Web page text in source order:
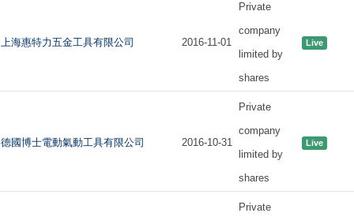
上海惠特力五金工具有限公司 2016-11-01
Private
company
limited by
shares
Live
德國博士電動氣動工具有限公司 2016-10-31
Private
company
limited by
shares
Live
Private